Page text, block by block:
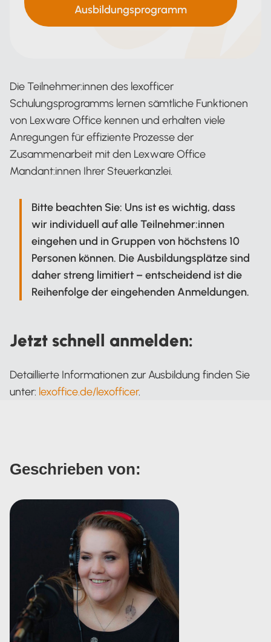
Ausbildungsprogramm
Die Teilnehmer:innen des lexofficer
Schulungsprogramms lernen sämtliche Funktionen
von Lexware Office kennen und erhalten viele
Anregungen für effiziente Prozesse der
Zusammenarbeit mit den Lexware Office
Mandant:innen Ihrer Steuerkanzlei.
Bitte beachten Sie: Uns ist es wichtig, dass
wir individuell auf alle Teilnehmer:innen
eingehen und in Gruppen von höchstens 10
Personen können. Die Ausbildungsplätze sind
daher streng limitiert – entscheidend ist die
Reihenfolge der eingehenden Anmeldungen.
Jetzt schnell anmelden:
Detaillierte Informationen zur Ausbildung finden Sie
unter: lexoffice.de/lexofficer.
Geschrieben von: